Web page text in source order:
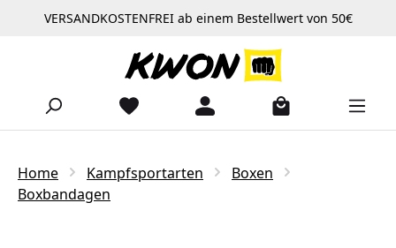
Zum Hauptinhalt springen
VERSANDKOSTENFREI ab einem Bestellwert von 50€
Home Kampfsportarten
Boxen
Boxbandagen